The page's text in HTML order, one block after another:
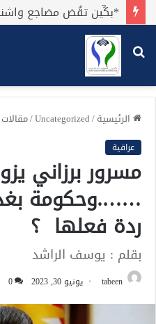
بحث
عن
الرئيسية/
Uncategorized
/
عراقية
مسرور برزاني
…….وحكومة
ردة فعلها ؟
بقلم : يوسف الراشد
tabeen يونيو 30, 2023 0